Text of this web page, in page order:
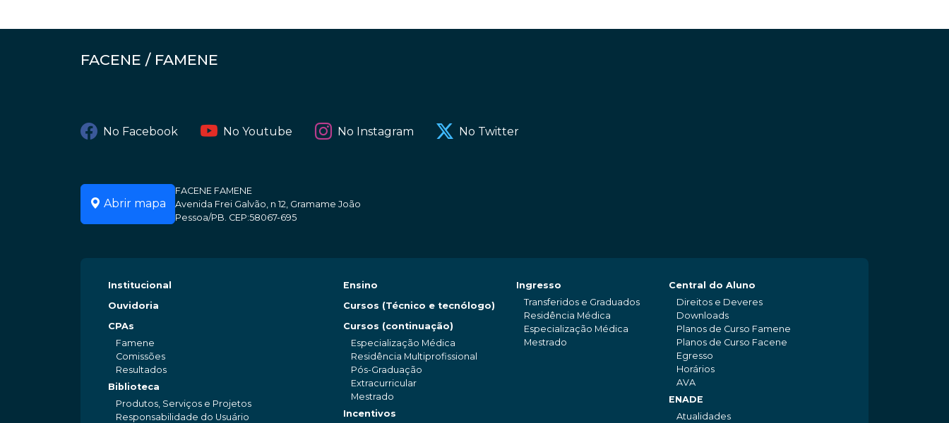
FACENE / FAMENE
No Facebook No Youtube No Instagram No Twitter
Abrir mapa
FACENE FAMENE
Avenida Frei Galvão, n 12, Gramame João
Pessoa/PB. CEP:58067-695
Institucional
Ouvidoria
CPAs
Famene
Comissões
Resultados
Biblioteca
Produtos, Serviços e Projetos
Responsabilidade do Usuário
Ensino
Cursos (Técnico e tecnólogo)
Cursos (continuação)
Especialização Médica
Residência Multiprofissional
Pós-Graduação
Extracurricular
Mestrado
Incentivos
Ingresso
Transferidos e Graduados
Residência Médica
Especialização Médica
Mestrado
Central do Aluno
Direitos e Deveres
Downloads
Planos de Curso Famene
Planos de Curso Facene
Egresso
Horários
AVA
ENADE
Atualidades